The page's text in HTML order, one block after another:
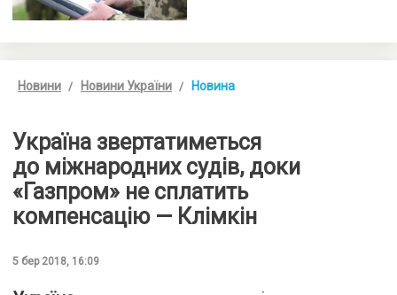
Новини Новини України Новина
Україна звертатиметься
до міжнародних судів, доки
«Газпром» не сплатить
компенсацію — Клімкін
5 бер 2018, 16:09